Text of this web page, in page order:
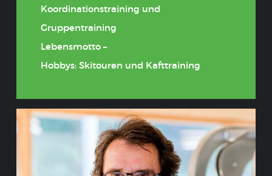
Koordinationstraining und
Gruppentraining
Lebensmotto –
Hobbys: Skitouren und Kafttraining